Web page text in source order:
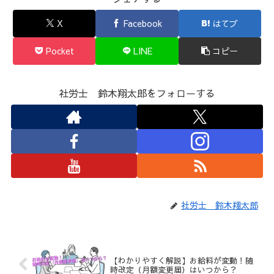
X Facebook はてブ
Pocket LINE コピー
社労士 鈴木翔太郎をフォローする
社労士 鈴木翔太郎
【わかりやすく解説】お給料が変動！随
時改定（月額変更届）はいつから？